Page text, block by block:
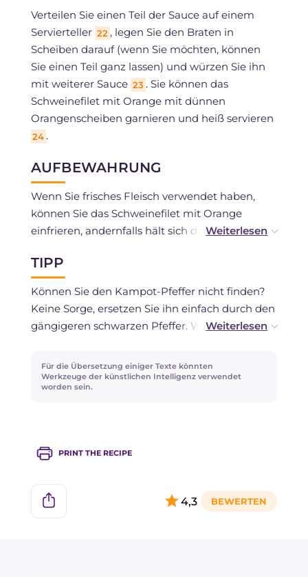
Verteilen Sie einen Teil der Sauce auf einem
Servierteller 22 , legen Sie den Braten in
Scheiben darauf (wenn Sie möchten, können
Sie einen Teil ganz lassen) und würzen Sie ihn
mit weiterer Sauce 23 . Sie können das
Schweinefilet mit Orange mit dünnen
Orangenscheiben garnieren und heiß servieren
24 .
AUFBEWAHRUNG
Wenn Sie frisches Fleisch verwendet haben,
können Sie das Schweinefilet mit Orange
einfrieren, andernfalls hält sich die Zubereitung
im Kühlschrank 2-3 Tage.
TIPP
Können Sie den Kampot-Pfeffer nicht finden?
Keine Sorge, ersetzen Sie ihn einfach durch den
gängigeren schwarzen Pfeffer. Was die Kräuter
verwenden, wenn Sie deren intensives Aroma
mögen.
Für die Übersetzung einiger Texte könnten
Werkzeuge der künstlichen Intelligenz verwendet
worden sein.
PRINT THE RECIPE
4,3